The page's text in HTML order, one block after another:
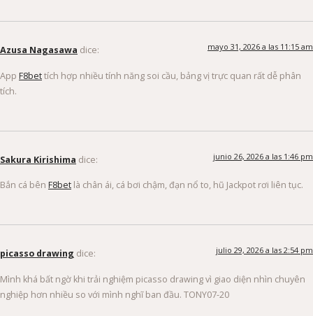
Azusa Nagasawa dice: mayo 31, 2026 a las 11:15 am
App F8bettích hợp nhiều tính năng soi cầu, bảng vị trực quan rất dễ phân
tích.
Sakura Kirishima dice: junio 26, 2026 a las 1:46 pm
Bắn cá bên F8bet là chân ái, cá bơi chậm, đạn nổ to, hũ Jackpot rơi liên tục.
picasso drawing dice: julio 29, 2026 a las 2:54 pm
Mình khá bất ngờ khi trải nghiệm picasso drawing vì giao diện nhìn chuyên
nghiệp hơn nhiều so với mình nghĩ ban đầu. TONY07-20